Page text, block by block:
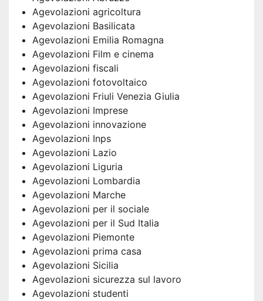
Agevolazioni agricoltura
Agevolazioni Basilicata
Agevolazioni Emilia Romagna
Agevolazioni Film e cinema
Agevolazioni fiscali
Agevolazioni fotovoltaico
Agevolazioni Friuli Venezia Giulia
Agevolazioni Imprese
Agevolazioni innovazione
Agevolazioni Inps
Agevolazioni Lazio
Agevolazioni Liguria
Agevolazioni Lombardia
Agevolazioni Marche
Agevolazioni per il sociale
Agevolazioni per il Sud Italia
Agevolazioni Piemonte
Agevolazioni prima casa
Agevolazioni Sicilia
Agevolazioni sicurezza sul lavoro
Agevolazioni studenti